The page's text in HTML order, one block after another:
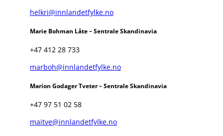
helkri@innlandetfylke.no
Marie Bohman Låte – Sentrale Skandinavia
+47 412 28 733
marboh@innlandetfylke.no
Marion Godager Tveter – Sentrale Skandinavia
+47 97 51 02 58
maitve@innlandetfylke.no